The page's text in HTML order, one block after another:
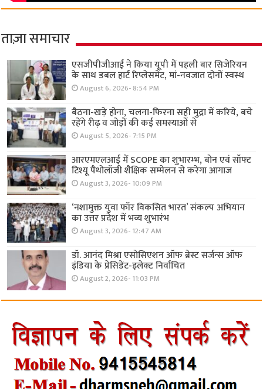
ताज़ा समाचार
एसजीपीजीआई ने किया यूपी में पहली बार सिजेरियन
के साथ डबल हार्ट रिप्लेसमेंट, मां-नवजात दोनों स्वस्थ
August 6, 2026- 8:54 PM
बैठना-खड़े होना, चलना-फिरना सही मुद्रा में करिये, बचे
रहेंगे रीढ़ व जोड़ों की कई समस्याओं से
August 5, 2026- 7:15 PM
आरएमएलआई में SCOPE का शुभारम्भ, बोन एवं सॉफ्ट
टिश्यू पैथोलॉजी शैक्षिक सम्मेलन से करेगा आगाज
August 3, 2026- 10:09 PM
‘नशामुक्त युवा फॉर विकसित भारत’ संकल्प अभियान
का उत्तर प्रदेश में भव्य शुभारंभ
August 3, 2026- 12:47 AM
डॉ. आनंद मिश्रा एसोसिएशन ऑफ ब्रेस्ट सर्जन्स ऑफ
इंडिया के प्रेसिडेंट-इलेक्ट निर्वाचित
August 2, 2026- 11:03 PM